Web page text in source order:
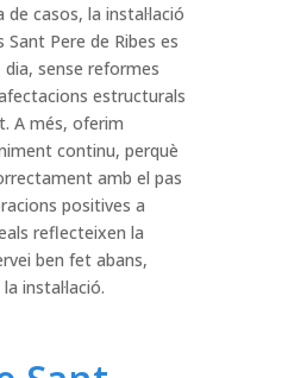
casos, la instal·lació
Sant Pere de Ribes es
sense reformes
estructurals
A més, oferim
continu, perquè
amb el pas
positives a
reflecteixen la
ben fet abans,
instal·lació.